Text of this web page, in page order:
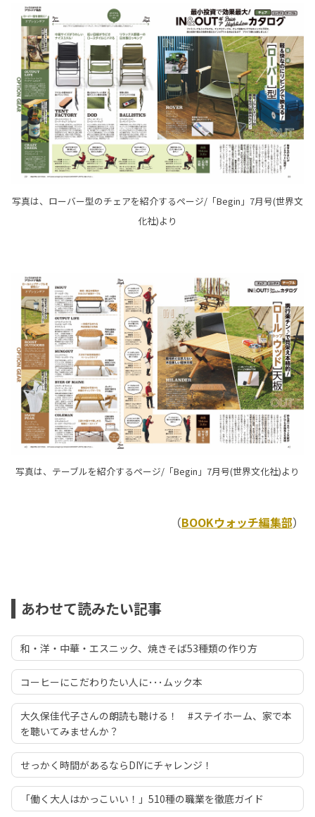
写真は、ローバー型のチェアを紹介するページ/「Begin」7月号(世界文
化社)より
写真は、テーブルを紹介するページ/「Begin」7月号(世界文化社)より
（BOOKウォッチ編集部）
あわせて読みたい記事
和・洋・中華・エスニック、焼きそば53種類の作り方
コーヒーにこだわりたい人に･･･ムック本
大久保佳代子さんの朗読も聴ける！ #ステイホーム、家で本
を聴いてみませんか？
せっかく時間があるならDIYにチャレンジ！
「働く大人はかっこいい！」510種の職業を徹底ガイド